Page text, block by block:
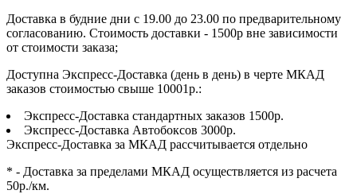
Доставка в будние дни с 19.00 до 23.00 по предварительному
согласованию. Стоимость доставки - 1500р вне зависимости
от стоимости заказа;
Доступна Экспресс-Доставка (день в день) в черте МКАД
заказов стоимостью свыше 10001р.:
Экспресс-Доставка стандартных заказов 1500р.
Экспресс-Доставка Автобоксов 3000р.
Экспресс-Доставка за МКАД рассчитывается отдельно
* - Доставка за пределами МКАД осуществляется из расчета
50р./км.